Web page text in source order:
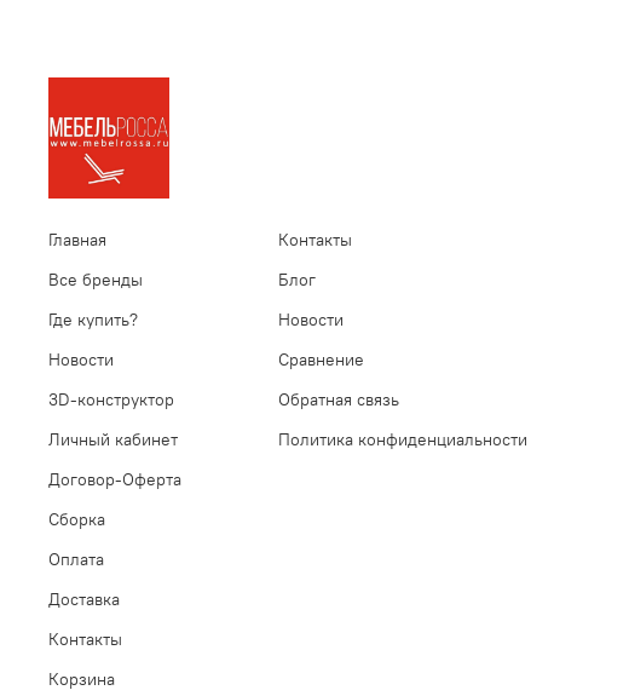
Главная
Все бренды
Где купить?
Новости
3D-конструктор
Личный кабинет
Договор-Оферта
Сборка
Оплата
Доставка
Контакты
Корзина
Контакты
Блог
Новости
Сравнение
Обратная связь
Политика конфиденциальности